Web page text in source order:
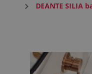
DEANTE SILIA